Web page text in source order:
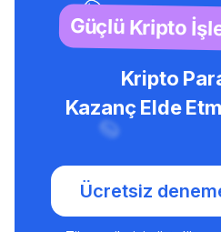
Güçlü Kripto
Kripto
Kazanç Elde
Ücretsiz